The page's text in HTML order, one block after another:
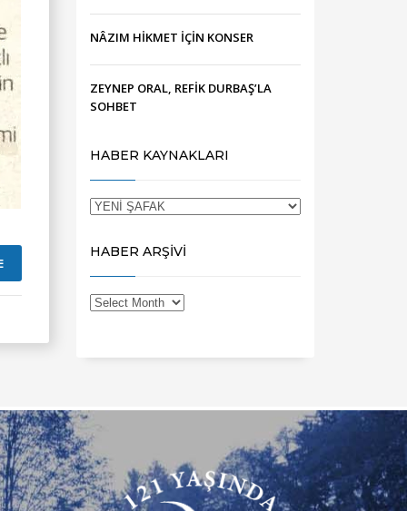
NÂZIM HİKMET İÇİN KONSER
ZEYNEP ORAL, REFİK DURBAŞ’LA
SOHBET
HABER KAYNAKLARI
HABER ARŞİVİ